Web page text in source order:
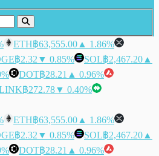
ETH฿63,555.00 ▲ 1.86%
฿2.32 ▼ 0.85% SOL฿2,467.20 ▲
DOT฿28.21 ▲ 0.96%
฿272.78▼ 0.40%
ETH฿63,555.00 ▲ 1.86%
฿2.32 ▼ 0.85% SOL฿2,467.20 ▲
DOT฿28.21 ▲ 0.96%